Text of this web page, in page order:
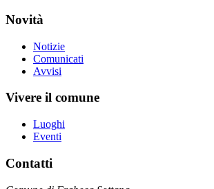
Novità
Notizie
Comunicati
Avvisi
Vivere il comune
Luoghi
Eventi
Contatti